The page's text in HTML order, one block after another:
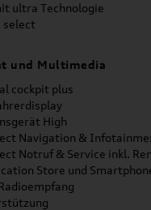
ultra Technologie
select
und Multimedia
cockpit plus
High
Navigation &
Notruf & Service inkl.
Store und